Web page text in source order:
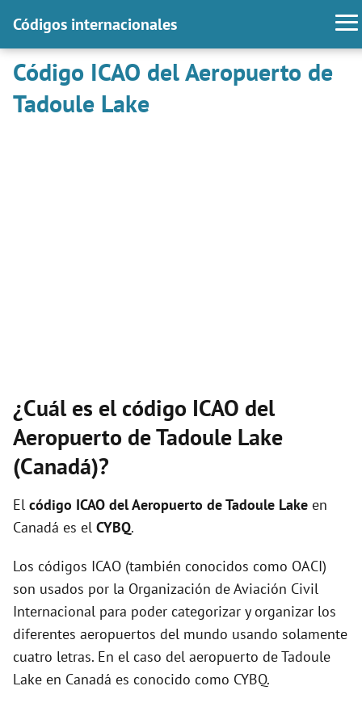
Códigos internacionales
Código ICAO del Aeropuerto de
Tadoule Lake
¿Cuál es el código ICAO del
Aeropuerto de Tadoule Lake
(Canadá)?
El código ICAO delAeropuerto de Tadoule Lake en
Canadá es el CYBQ.
Los códigos ICAO (también conocidos como OACI)
son usados por la Organización de Aviación Civil
Internacional para poder categorizar y organizar los
diferentes aeropuertos del mundo usando solamente
cuatro letras. En el caso del aeropuerto de Tadoule
Lake en Canadá es conocido como CYBQ.